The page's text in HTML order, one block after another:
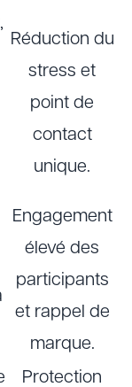
Réduction du
stress et
point de
contact
unique.
Engagement
élevé des
participants
et rappel de
marque.
Protection